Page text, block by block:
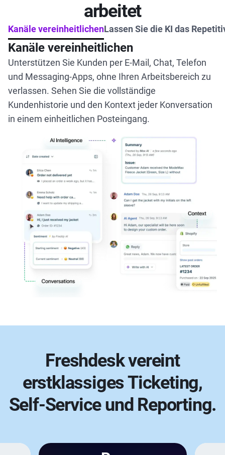
arbeitet
Kanäle vereinheitlichenLassen Sie die KI das
Kanäle vereinheitlichen
Unterstützen Sie Kunden per E-Mail, Chat, Telefon
und Messaging-Apps, ohne Ihren Arbeitsbereich zu
verlassen. Sehen Sie die vollständige
Kundenhistorie und den Kontext jeder Konversation
in einem einheitlichen Posteingang.
Freshdesk vereint
erstklassiges Ticketing,
Self-Service und Reporting.